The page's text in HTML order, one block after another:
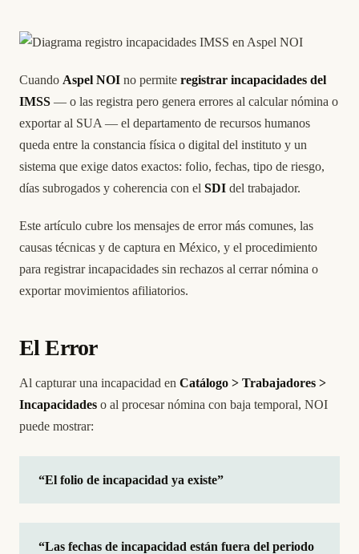
Cuando Aspel NOI no permite registrar incapacidades del
IMSS — o las registra pero genera errores al calcular nómina o
exportar al SUA — el departamento de recursos humanos
queda entre la constancia física o digital del instituto y un
sistema que exige datos exactos: folio, fechas, tipo de riesgo,
días subrogados y coherencia con el SDI del trabajador.
Este artículo cubre los mensajes de error más comunes, las
causas técnicas y de captura en México, y el procedimiento
para registrar incapacidades sin rechazos al cerrar nómina o
exportar movimientos afiliatorios.
El Error
Al capturar una incapacidad en Catálogo > Trabajadores >
Incapacidades o al procesar nómina con baja temporal, NOI
puede mostrar:
“El folio de incapacidad ya existe”
“Las fechas de incapacidad están fuera del periodo